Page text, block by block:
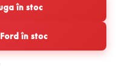
în stoc
în stoc